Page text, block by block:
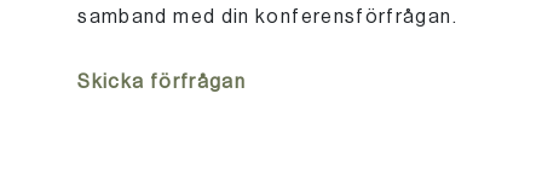
samband med din konferensförfrågan.
Skicka förfrågan